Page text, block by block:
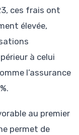
ces frais ont
élevée,
à celui
l’assurance
au premier
permet de